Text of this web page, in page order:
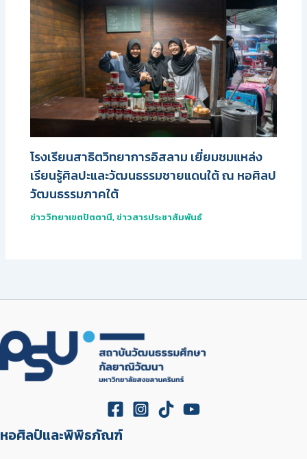
โรงเรียนสาธิตวิทยาการอิสลาม เยี่ยมชมแหล่ง
เรียนรู้ศิลปะและวัฒนธรรมชายแดนใต้ ณ หอศิลป
วัฒนธรรมภาคใต้
ข่าววิทยาเขตปัตตานี, ข่าวสารประชาสัมพันธ์
หอศิลป์และพิพิธภัณฑ์